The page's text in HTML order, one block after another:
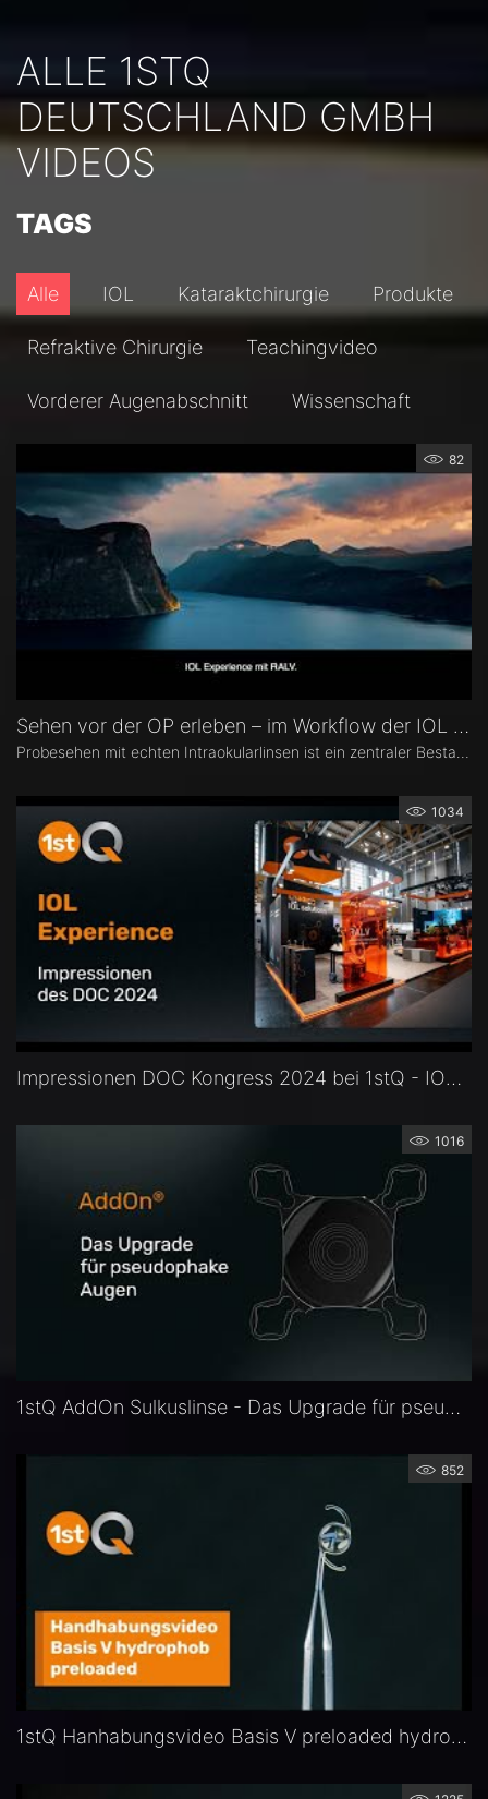
ALLE 1STQ
DEUTSCHLAND GMBH
VIDEOS
TAGS
Alle IOL Kataraktchirurgie Produkte
Refraktive Chirurgie Teachingvideo
Vorderer Augenabschnitt Wissenschaft
82
Sehen vor der OP erleben – im Workflow der IOL Experience
1034
Impressionen DOC Kongress 2024 bei 1stQ - IOL Experience - Intraokularlinsen vorab erleben!
1016
1stQ AddOn Sulkuslinse - Das Upgrade für pseuophake Augen
852
1stQ Hanhabungsvideo Basis V preloaded hydrophob